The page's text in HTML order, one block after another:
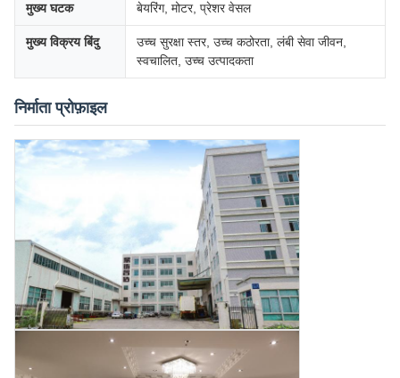
मुख्य घटक बेयरिंग, मोटर, प्रेशर वेसल
मुख्य विक्रय बिंदु
उच्च सुरक्षा स्तर, उच्च कठोरता, लंबी सेवा जीवन,
स्वचालित, उच्च उत्पादकता
निर्माता प्रोफ़ाइल